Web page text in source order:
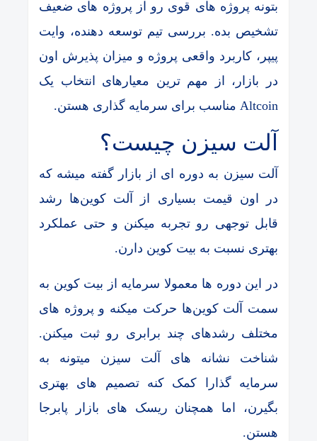
بتونه پروژه های قوی رو از پروژه های ضعیف
تشخیص بده. بررسی تیم توسعه دهنده، وایت
پیپر، کاربرد واقعی پروژه و میزان پذیرش اون
در بازار، از مهم ترین معیارهای انتخاب یک
Altcoin مناسب برای سرمایه گذاری هستن.
آلت سیزن چیست؟
آلت سیزن به دوره ای از بازار گفته میشه که
در اون قیمت بسیاری از آلت کوین‌ها رشد
قابل توجهی رو تجربه میکنن و حتی عملکرد
بهتری نسبت به بیت کوین دارن.
در این دوره ها معمولا سرمایه از بیت کوین به
سمت آلت کوین‌ها حرکت میکنه و پروژه های
مختلف رشدهای چند برابری رو ثبت میکنن.
شناخت نشانه های آلت سیزن میتونه به
سرمایه گذارا کمک کنه تصمیم های بهتری
بگیرن، اما همچنان ریسک های بازار پابرجا
هستن.